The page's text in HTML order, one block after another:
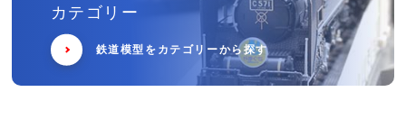
カテゴリー
鉄道模型をカテゴリーから探す